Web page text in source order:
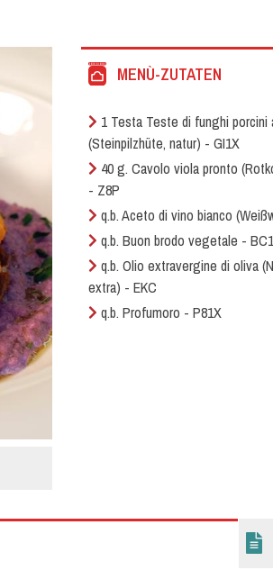
MENÙ-ZUTATEN
1 Testa Teste di funghi porcini
(Steinpilzhüte, natur) - GI1X
40 g. Cavolo viola pronto
- Z8P
q.b. Aceto di vino bianco
q.b. Buon brodo vegetale -
q.b. Olio extravergine di oliva
extra) - EKC
q.b. Profumoro - P81X